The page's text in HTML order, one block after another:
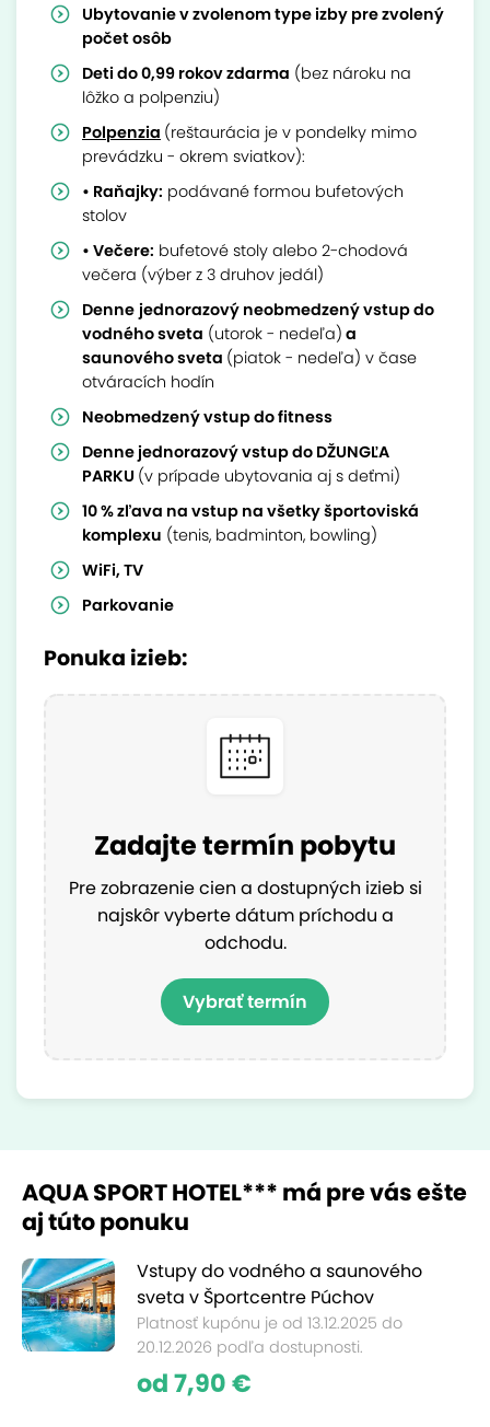
Ubytovanie v zvolenom type izby pre zvolený
počet osôb
Deti do 0,99 rokov zdarma (bez nároku na
lôžko a polpenziu)
Polpenzia (reštaurácia je v pondelky mimo
prevádzku - okrem sviatkov):
• Raňajky: podávané formou bufetových
stolov
• Večere: bufetové stoly alebo 2-chodová
večera (výber z 3 druhov jedál)
Denne jednorazový neobmedzený vstup do
vodného sveta (utorok - nedeľa) a
saunového sveta (piatok - nedeľa) v čase
otváracích hodín
Neobmedzený vstup do fitness
Denne jednorazový vstup do DŽUNGĽA
PARKU (v prípade ubytovania aj s deťmi)
10 % zľava na vstup na všetky športoviská
komplexu (tenis, badminton, bowling)
WiFi, TV
Parkovanie
Ponuka izieb:
Zadajte termín pobytu
Pre zobrazenie cien a dostupných izieb si
najskôr vyberte dátum príchodu a
odchodu.
Vybrať termín
AQUA SPORT HOTEL*** má pre vás ešte
aj túto ponuku
Vstupy do vodného a saunového
sveta v Športcentre Púchov
Platnosť kupónu je od 13.12.2025 do
20.12.2026 podľa dostupnosti.
od 7,90 €